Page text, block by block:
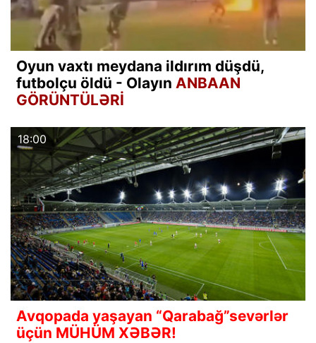
Oyun vaxtı meydana ildırım düşdü,
futbolçu öldü - Olayın ANBAAN
GÖRÜNTÜLƏRİ
18:00
Avqopada yaşayan “Qarabağ”sevərlər
üçün MÜHÜM XƏBƏR!